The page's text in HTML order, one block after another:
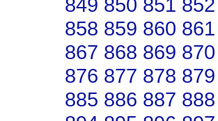
858 859 860 861
867 868 869 870
876 877 878 879
885 886 887 888